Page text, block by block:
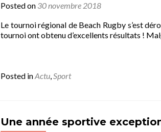
Posted on 30 novembre 2018
Le tournoi régional de Beach Rugby s’est
tournoi ont obtenu d’excellents résultats !
Posted inActu,Sport
Une année sportive